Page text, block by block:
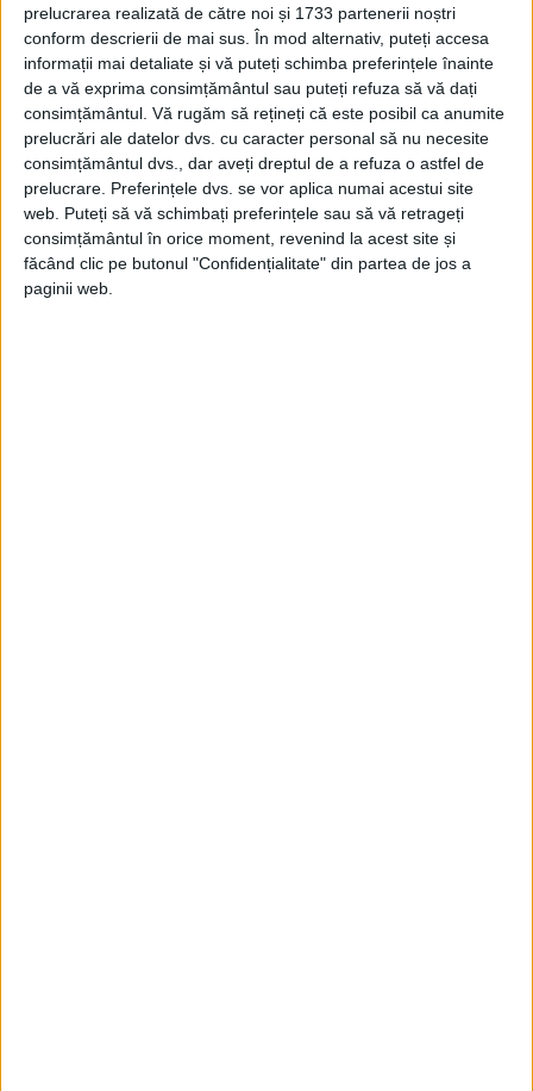
prelucrarea realizată de către noi și 1733 partenerii noștri
conform descrierii de mai sus. În mod alternativ, puteți accesa
informații mai detaliate și vă puteți schimba preferințele înainte
de a vă exprima consimțământul sau puteți refuza să vă dați
consimțământul. Vă rugăm să rețineți că este posibil ca anumite
prelucrări ale datelor dvs. cu caracter personal să nu necesite
consimțământul dvs., dar aveți dreptul de a refuza o astfel de
prelucrare. Preferințele dvs. se vor aplica numai acestui site
web. Puteți să vă schimbați preferințele sau să vă retrageți
consimțământul în orice moment, revenind la acest site și
făcând clic pe butonul "Confidențialitate" din partea de jos a
paginii web.
1990.